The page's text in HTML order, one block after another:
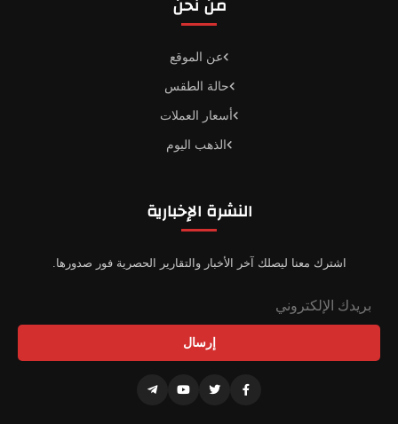
عن الموقع
حالة الطقس
أسعار العملات
الذهب اليوم
النشرة الإخبارية
اشترك معنا ليصلك آخر الأخبار والتقارير الحصرية فور صدورها.
إرسال